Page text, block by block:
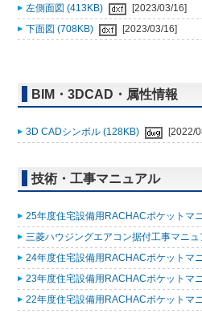
左側面図 (413KB)
[2023/03/16]
下面図 (708KB)
[2023/03/16]
BIM・3DCAD・属性情報
3D CADシンボル (128KB) [2022/
技術・工事マニュアル
25年度住宅設備用RACHACポケットマ
三菱ハウジングエアコン据付工事マニ
24年度住宅設備用RACHACポケットマ
23年度住宅設備用RACHACポケットマ
22年度住宅設備用RACHACポケットマ